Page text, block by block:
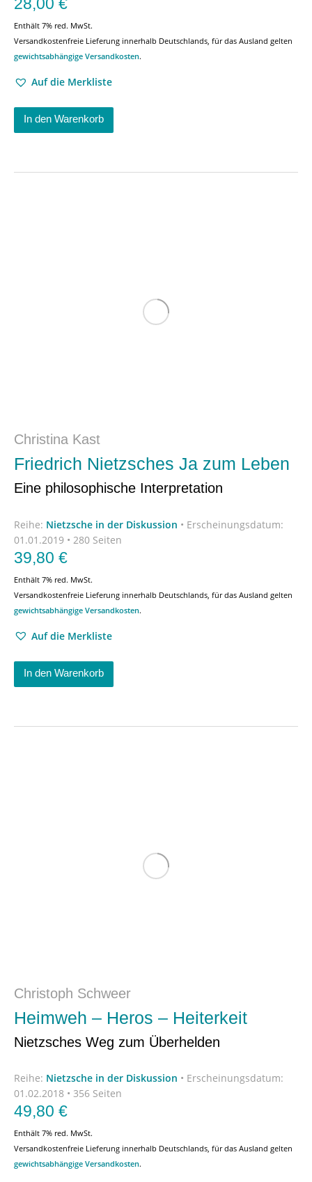
Enthält 7% red. MwSt.
Versandkostenfreie Lieferung innerhalb Deutschlands, für das Ausland gelten
gewichtsabhängige Versandkosten.
Auf die Merkliste
In den Warenkorb
Christina Kast
Friedrich Nietzsches Ja zum Leben
Eine philosophische Interpretation
Reihe: Nietzsche in der Diskussion • Erscheinungsdatum:
01.01.2019 • 280 Seiten
39,80 €
Enthält 7% red. MwSt.
Versandkostenfreie Lieferung innerhalb Deutschlands, für das Ausland gelten
gewichtsabhängige Versandkosten.
Auf die Merkliste
In den Warenkorb
Christoph Schweer
Heimweh – Heros – Heiterkeit
Nietzsches Weg zum Überhelden
Reihe: Nietzsche in der Diskussion • Erscheinungsdatum:
01.02.2018 • 356 Seiten
49,80 €
Enthält 7% red. MwSt.
Versandkostenfreie Lieferung innerhalb Deutschlands, für das Ausland gelten
gewichtsabhängige Versandkosten.